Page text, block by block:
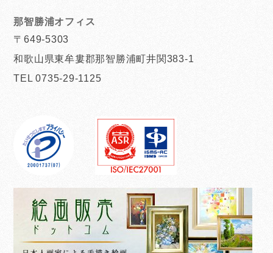
那智勝浦オフィス
〒649-5303
和歌山県東牟婁郡那智勝浦町井関383-1
TEL 0735-29-1125